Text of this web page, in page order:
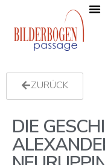
ZURÜCK
DIE